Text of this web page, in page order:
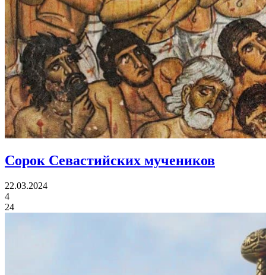
Сорок Севастийских мучеников
22.03.2024
4
24